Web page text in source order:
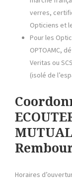
verres,
Opticiens et
Pour les
OPTOAMC,
Veritas ou
(isolé de
Horaires